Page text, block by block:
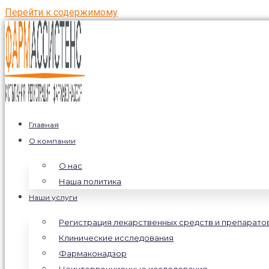
Перейти к содержимому
Главная
О компании
О нас
Наша политика
Наши услуги
Регистрация лекарственных средств и
Клинические исследования
Фармаконадзор